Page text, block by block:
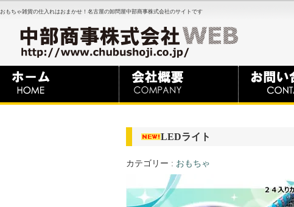
おもちゃ雑貨の仕入れはおまかせ！名古屋の卸問屋中部商事株式会社のサイトです
LEDライト
カテゴリー : おもちゃ